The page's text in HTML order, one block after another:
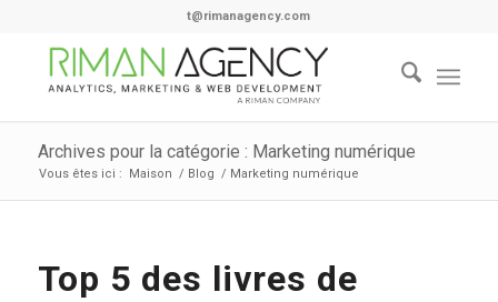
t@rimanagency.com
Archives pour la catégorie : Marketing numérique
Vous êtes ici : Maison / Blog / Marketing numérique
Top 5 des livres de